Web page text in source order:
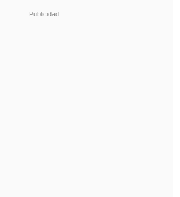
entre Viviana Nunes y José